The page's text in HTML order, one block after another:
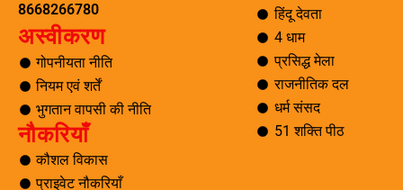
8668266780
अस्वीकरण
गोपनीयता नीति
नियम एवं शर्तें
भुगतान वापसी की नीति
नौकरियाँ
कौशल विकास
प्राइवेट नौकरियाँ
हिंदू देवता
4 धाम
प्रसिद्ध मेला
राजनीतिक दल
धर्म संसद
51 शक्ति पीठ